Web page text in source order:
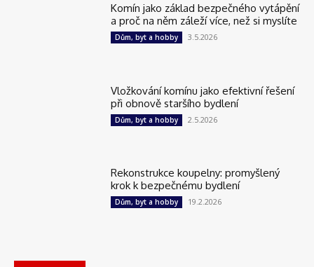
Komín jako základ bezpečného vytápění
a proč na něm záleží více, než si myslíte
Dům, byt a hobby 3.5.2026
Vložkování komínu jako efektivní řešení
při obnově staršího bydlení
Dům, byt a hobby 2.5.2026
Rekonstrukce koupelny: promyšlený
krok k bezpečnému bydlení
Dům, byt a hobby 19.2.2026